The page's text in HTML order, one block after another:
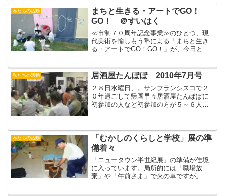
私たちの活動
まちと生きる・アートでGO！
GO！ ＠すいはく
≪市制７０周年記念事業≫のひとつ、現
代美術を愉しもう塾による「まちと生き
る・アートでGO！GO！」が、今日と明
ン村のお祭り」と題して、貝・布・ペッ
トボトルキャップなど...
私たちの活動 居酒屋たんぽぽ 2010年7月号
２８日水曜日、。サンフランシスコで２
０年過ごして帰国早々居酒屋たんぽぽに
初参加の人など初参加の方が５～６人。
朝刊に博物館夏季展が掲載...
私たちの活動
「むかしのくらしと学校」展の準
備着々
「ニュータウン半世紀展」の準備が佳境
に入っています。局所的には「職場放
棄」や「午前さま」で火の車ですが。そ